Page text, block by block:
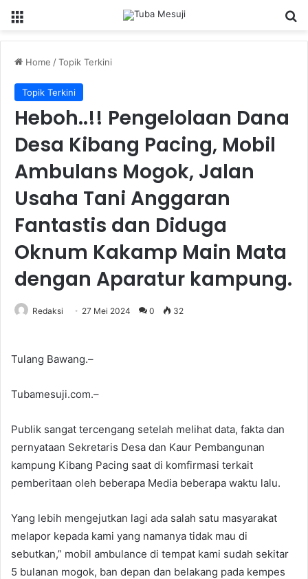
Home /Topik Terkini
Topik Terkini
Heboh..!! Pengelolaan Dana
Desa Kibang Pacing, Mobil
Ambulans Mogok, Jalan
Usaha Tani Anggaran
Fantastis dan Diduga
Oknum Kakamp Main Mata
dengan Aparatur kampung.
Redaksi 27 Mei 2024 0 32
Tulang Bawang.–
Tubamesuji.com.–
Publik sangat tercengang setelah melihat data, fakta dan
pernyataan Sekretaris Desa dan Kaur Pembangunan
kampung Kibang Pacing saat di komfirmasi terkait
pemberitaan oleh beberapa Media beberapa waktu lalu.
Yang lebih mengejutkan lagi ada salah satu masyarakat
melapor kepada kami yang namanya tidak mau di
sebutkan,” mobil ambulance di tempat kami sudah sekitar
5 bulanan mogok, ban depan dan belakang pada kempes